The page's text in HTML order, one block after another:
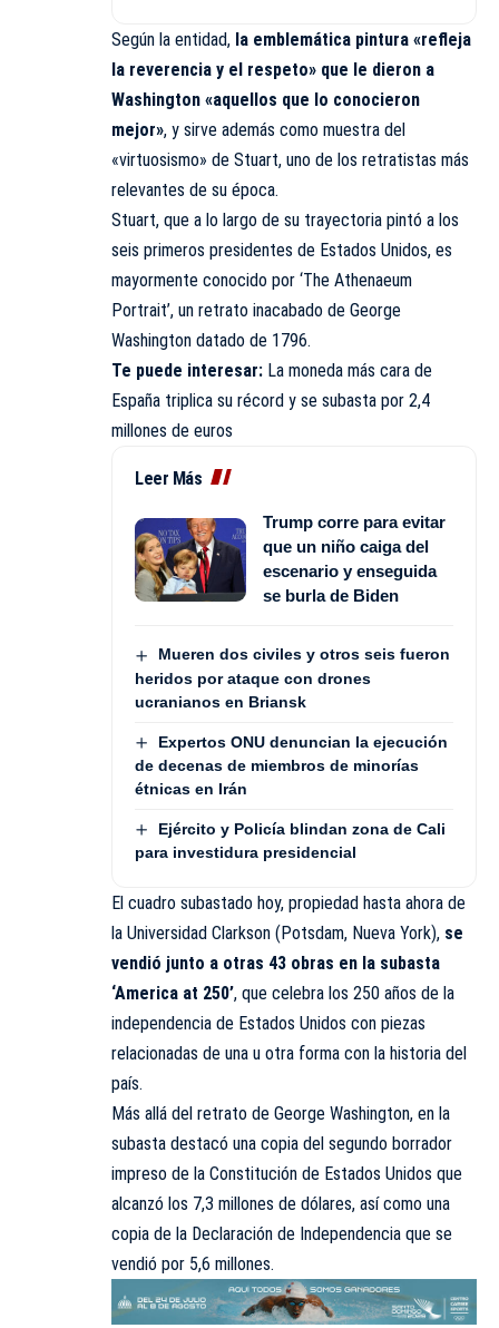
Según la entidad, la emblemática pintura «refleja
la reverencia y el respeto» que le dieron a
Washington «aquellos que lo conocieron
mejor», y sirve además como muestra del
«virtuosismo» de Stuart, uno de los retratistas más
relevantes de su época.
Stuart, que a lo largo de su trayectoria pintó a los
seis primeros presidentes de Estados Unidos, es
mayormente conocido por ‘The Athenaeum
Portrait’, un retrato inacabado de George
Washington datado de 1796.
Te puede interesar: La moneda más cara de
España triplica su récord y se subasta por 2,4
millones de euros
Leer Más
Trump corre para evitar
que un niño caiga del
escenario y enseguida
se burla de Biden
Mueren dos civiles y otros seis fueron
heridos por ataque con drones
ucranianos en Briansk
Expertos ONU denuncian la ejecución
de decenas de miembros de minorías
étnicas en Irán
Ejército y Policía blindan zona de Cali
para investidura presidencial
El cuadro subastado hoy, propiedad hasta ahora de
la Universidad Clarkson (Potsdam, Nueva York), se
vendió junto a otras 43 obras en la subasta
‘America at 250’, que celebra los 250 años de la
independencia de Estados Unidos con piezas
relacionadas de una u otra forma con la historia del
país.
Más allá del retrato de George Washington, en la
subasta destacó una copia del segundo borrador
impreso de la Constitución de Estados Unidos que
alcanzó los 7,3 millones de dólares, así como una
copia de la Declaración de Independencia que se
vendió por 5,6 millones.